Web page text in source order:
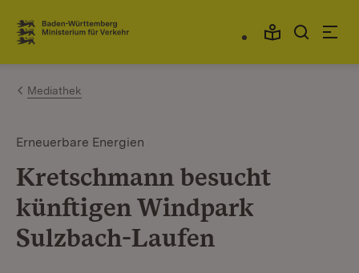
Zum Inhalt springen
Link zur Startseite
Mediathek
Erneuerbare Energien
Kretschmann besucht
künftigen Windpark
Sulzbach-Laufen